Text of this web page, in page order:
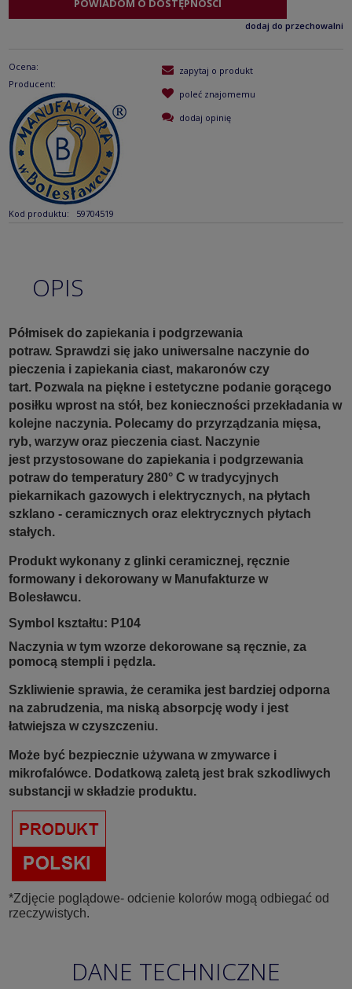
POWIADOM O DOSTĘPNOŚCI
dodaj do przechowalni
Ocena:
Producent:
Kod produktu: 59704519
zapytaj o produkt
poleć znajomemu
dodaj opinię
OPIS
Półmisek do zapiekania i podgrzewania
potraw. Sprawdzi się jako uniwersalne naczynie do
pieczenia i zapiekania ciast, makaronów czy
tart. Pozwala na piękne i estetyczne podanie gorącego
posiłku wprost na stół, bez konieczności przekładania w
kolejne naczynia. Polecamy do przyrządzania mięsa,
ryb, warzyw oraz pieczenia ciast. Naczynie
jest przystosowane do zapiekania i podgrzewania
potraw do temperatury 280° C w tradycyjnych
piekarnikach gazowych i elektrycznych, na płytach
szklano - ceramicznych oraz elektrycznych płytach
stałych.
Produkt wykonany z glinki ceramicznej, ręcznie
formowany i dekorowany w Manufakturze w
Bolesławcu.
Symbol kształtu: P104
Naczynia w tym wzorze dekorowane są ręcznie, za
pomocą stempli i pędzla.
Szkliwienie sprawia, że ceramika jest bardziej odporna
na zabrudzenia, ma niską absorpcję wody i jest
łatwiejsza w czyszczeniu.
Może być bezpiecznie używana w zmywarce i
mikrofalówce. Dodatkową zaletą jest brak szkodliwych
substancji w składzie produktu.
*Zdjęcie poglądowe- odcienie kolorów mogą odbiegać od
rzeczywistych.
DANE TECHNICZNE